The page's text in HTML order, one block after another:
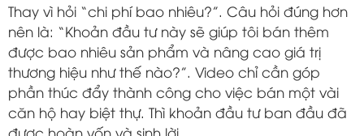
Thay vì hỏi “chi phí bao nhiêu?”. Câu hỏi đúng hơn
nên là: “Khoản đầu tư này sẽ giúp tôi bán thêm
được bao nhiêu sản phẩm và nâng cao giá trị
thương hiệu như thế nào?”. Video chỉ cần góp
phần thúc đẩy thành công cho việc bán một vài
căn hộ hay biệt thự. Thì khoản đầu tư ban đầu đã